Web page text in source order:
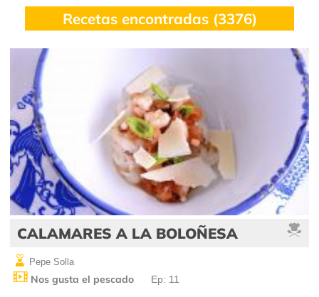
Recetas encontradas (3376)
CALAMARES A LA BOLOÑESA
Pepe Solla
Nos gusta el pescado Ep: 11